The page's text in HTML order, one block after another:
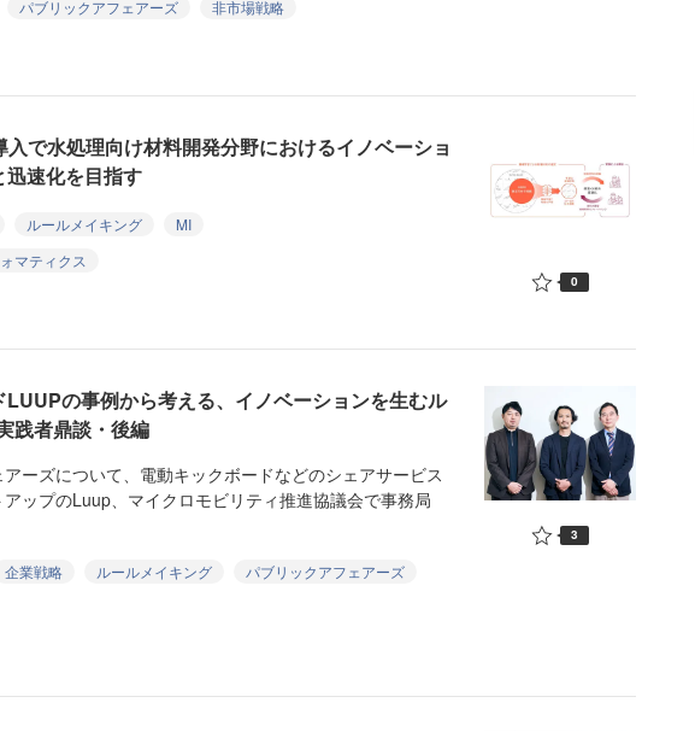
パブリックアフェアーズ
非市場戦略
で水処理向け材料開発分野におけるイノベーショ
迅速化を目指す
ルールメイキング
MI
マティクス
0
LUUPの事例から考える、イノベーションを生むル
践者鼎談・後編
ーズについて、電動キックボードなどのシェアサービス
ップのLuup、マイクロモビリティ推進協議会で事務局
企業戦略 ルールメイキング
パブリックアフェアーズ
3